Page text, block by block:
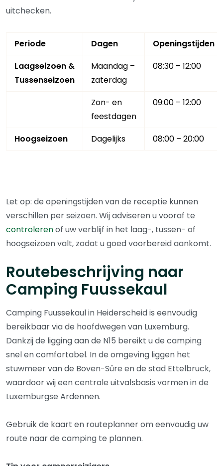
uitchecken.
Periode Dagen
Openingstijden
Laagseizoen &
Tussenseizoen
Maandag –
zaterdag
08:30 – 12:00
Zon- en
feestdagen
09:00 – 12:00
Hoogseizoen Dagelijks 08:00 – 20:00
Let op: de openingstijden van de receptie kunnen
verschillen per seizoen. Wij adviseren u vooraf te
controlerenof uw verblijf in het laag-, tussen- of
hoogseizoen valt, zodat u goed voorbereid aankomt.
Routebeschrijving naar
Camping Fuussekaul
Camping Fuussekaul in Heiderscheid is eenvoudig
bereikbaar via de hoofdwegen van Luxemburg.
Dankzij de ligging aan de N15 bereikt u de camping
snel en comfortabel. In de omgeving liggen het
stuwmeer van de Boven-Sûre en de stad Ettelbruck,
waardoor wij een centrale uitvalsbasis vormen in de
Luxemburgse Ardennen.
Gebruik de kaart en routeplanner om eenvoudig uw
route naar de camping te plannen.